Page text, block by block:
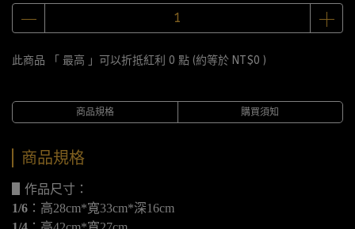
此商品 「 最高 」可以折抵紅利 0 點 (約等於 NT$0 )
商品規格 購買須知
商品規格
▋作品尺寸：
1/6 ：高28cm*寬33cm*深16cm